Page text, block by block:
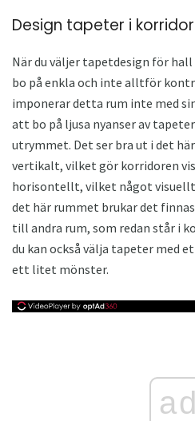
Design tapeter i
När du väljer tapetdesign för
bo på enkla och inte alltför
imponerar detta rum inte med
att bo på ljusa nyanser av
utrymmet. Det ser bra ut i det
vertikalt, vilket gör korridoren
horisontellt, vilket något
det här rummet brukar det
till andra rum, som redan står i
du kan också välja tapeter med
ett litet mönster.
ad